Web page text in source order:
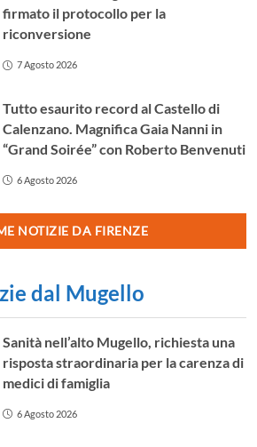
firmato il protocollo per la
riconversione
7 Agosto 2026
Tutto esaurito record al Castello di
Calenzano. Magnifica Gaia Nanni in
“Grand Soirée” con Roberto Benvenuti
6 Agosto 2026
NOTIZIE DA FIRENZE
dal Mugello
Sanità nell’alto Mugello, richiesta una
risposta straordinaria per la carenza di
medici di famiglia
6 Agosto 2026